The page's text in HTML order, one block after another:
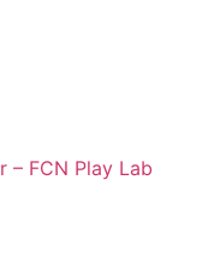
– FCN Play Lab